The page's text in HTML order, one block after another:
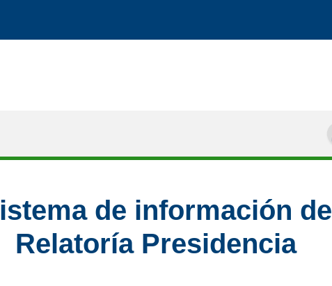
de información de
Relatoría Presidencia